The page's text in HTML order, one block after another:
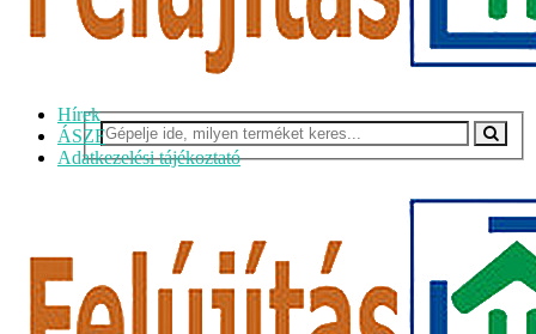
Hírek
ÁSZF
Adatkezelési tájékoztató